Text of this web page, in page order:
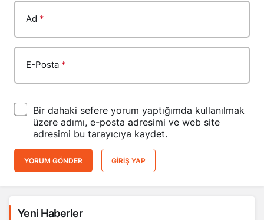
Ad *
E-Posta *
Bir dahaki sefere yorum yaptığımda kullanılmak
üzere adımı, e-posta adresimi ve web site
adresimi bu tarayıcıya kaydet.
YORUM GÖNDER GIRIŞ YAP
Yeni Haberler